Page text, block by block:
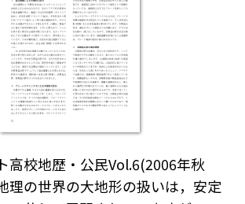
高校地歴・公民Vol.6(2006年秋
理の世界の大地形の扱いは，安定